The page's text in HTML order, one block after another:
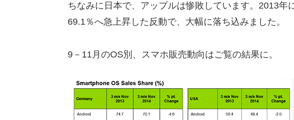
ちなみに日本で、アップルは惨敗しています。2013年
69.1％へ急上昇した反動で、大幅に落ち込みました。
9－11月のOS別、スマホ販売動向はご覧の結果に。